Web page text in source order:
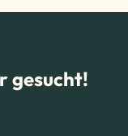
gesucht!